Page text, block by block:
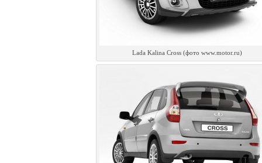
Lada Kalina Cross (фото www.motor.ru)